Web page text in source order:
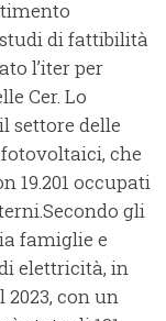
di fattibilità
l’iter per
Cer. Lo
settore delle
che
19.201 occupati
gli
famiglie e
elettricità, in
con un